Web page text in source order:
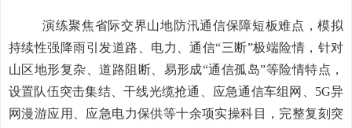
演练聚焦省际交界山地防汛通信保障短板难点，模拟
持续性强降雨引发道路、电力、通信“三断”极端险情，针对
山区地形复杂、道路阻断、易形成“通信孤岛”等险情特点，
设置队伍突击集结、干线光缆抢通、应急通信车组网、5G异
网漫游应用、应急电力保供等十余项实操科目，完整复刻突